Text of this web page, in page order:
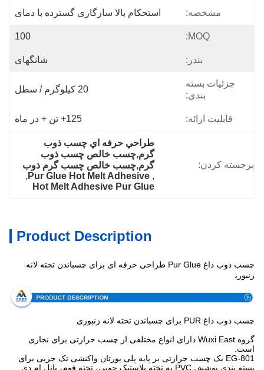
مشخصه: استحکام بالا سازگاری گسترده با دمای
MOQ:
100
بندر: شانگهای
جزئیات بسته
بندی:
20 کیلوگرم / سطل
قابلیت ارائه: 125+ تن + در ماه
برجسته کردن:
طراحي حرفه اي چسب ذوب
گرم,چسب خالص چسب ذوب
گرم,چسب خالص چسب گرم ذوب
,
Pur Glue Hot Melt Adhesive
,
Hot Melt Adhesive Pur Glue
Product Description
چسب ذوب داغ Pur Glue طراحی حرفه ای برای چسباندن تخته لانه
زنبوری مشخصات
چسب ذوب داغ PUR برای چسباندن تخته لانه زنبوری
گروه Wuxi East دارای انواع مختلفی از چسب حرارتی برای نجاری
است.
EG-801 یک چسب حرارتی بر پایه پلی یورتان واکنشی تک جزیی برای
بسته بندی پوشش PVC به تخته پلاستیک چوبی، تخته فوم، پانل ام دی